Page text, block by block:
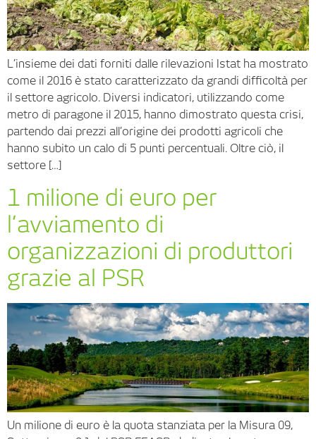
L’insieme dei dati forniti dalle rilevazioni Istat ha mostrato
come il 2016 è stato caratterizzato da grandi difficoltà per
il settore agricolo. Diversi indicatori, utilizzando come
metro di paragone il 2015, hanno dimostrato questa crisi,
partendo dai prezzi all’origine dei prodotti agricoli che
hanno subito un calo di 5 punti percentuali. Oltre ciò, il
settore […]
1 milione di euro per
l’avviamento di
organizzazioni di produttori
grazie al PSR
Un milione di euro è la quota stanziata per la Misura 09,